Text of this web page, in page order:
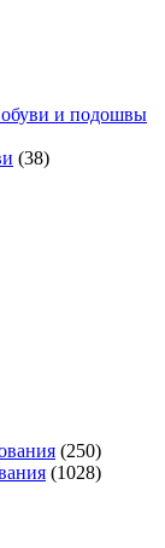
и подошвы
(38)
(250)
(1028)